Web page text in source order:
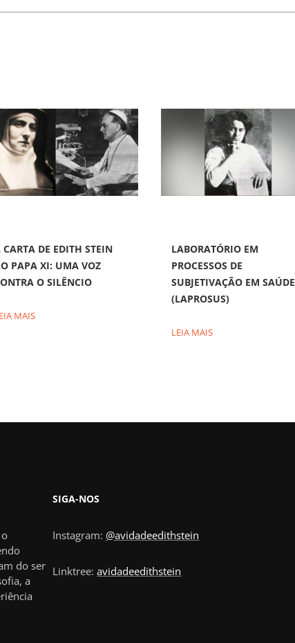
CARTA DE EDITH STEIN
PAPA XI: UMA VOZ
O SILÊNCIO
MAIS
LABORATÓRIO EM
PROCESSOS DE
SUBJETIVAÇÃO EM SAÚDE
(LAPROSUS)
LEIA MAIS
do ser
a
SIGA-NOS
Instagram:@avidadeedithstein
Linktree:avidadeedithstein